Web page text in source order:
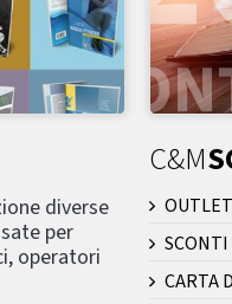
diverse
per
operatori
C&M
OUTLET
CARTA